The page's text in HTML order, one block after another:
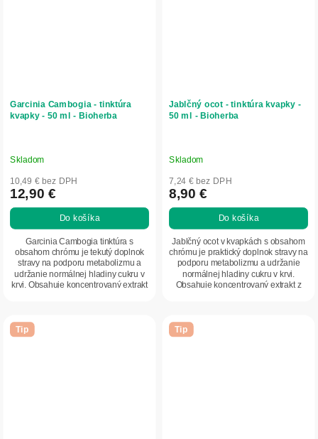
Garcinia Cambogia - tinktúra
kvapky - 50 ml - Bioherba
Skladom
10,49 € bez DPH
12,90 €
Do košíka
Garcinia Cambogia tinktúra s
obsahom chrómu je tekutý doplnok
stravy na podporu metabolizmu a
udržanie normálnej hladiny cukru v
krvi. Obsahuje koncentrovaný extrakt
Jablčný ocot - tinktúra kvapky -
50 ml - Bioherba
Skladom
7,24 € bez DPH
8,90 €
Do košíka
Jablčný ocot v kvapkách s obsahom
chrómu je praktický doplnok stravy na
podporu metabolizmu a udržanie
normálnej hladiny cukru v krvi.
Obsahuje koncentrovaný extrakt z
Tip Tip